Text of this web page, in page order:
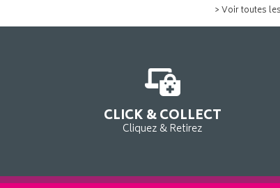
> Voir toutes
CLICK & COLLECT
Cliquez & Retirez